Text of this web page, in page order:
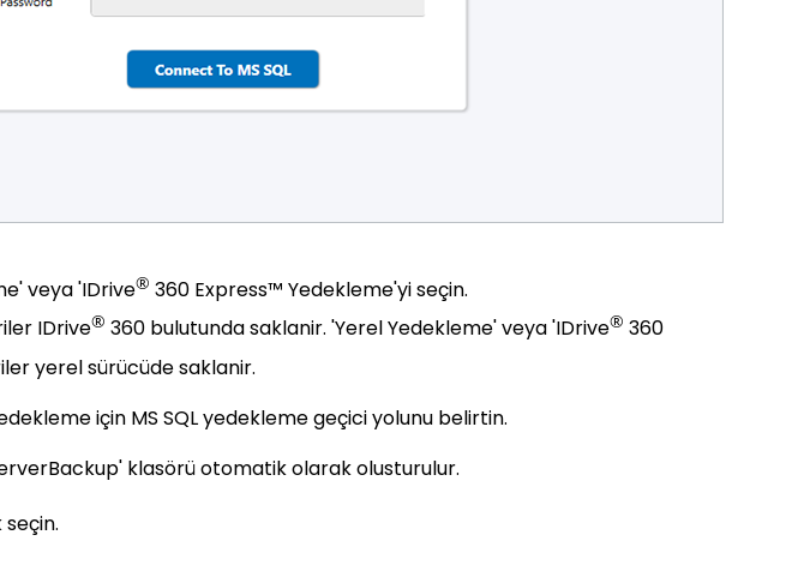
veya 'IDrive® 360 Express™ Yedekleme'yi seçin.
IDrive® 360 bulutunda saklanir. 'Yerel Yedekleme' veya 'IDrive® 360
yerel sürücüde saklanir.
için MS SQL yedekleme geçici yolunu belirtin.
klasörü otomatik olarak olusturulur.